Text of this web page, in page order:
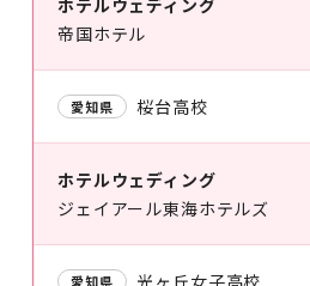
帝国ホテル
愛知県 桜台高校
ホテルウェディング
ジェイアール東海ホテルズ
愛知県 光ヶ丘女子高校